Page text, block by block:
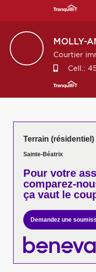
MOLLY-
Courtier
Cell.:
Terrain (résidentiel)
Sainte-Béatrix
Pour votre
comparez-
ça vaut le
Demandez une